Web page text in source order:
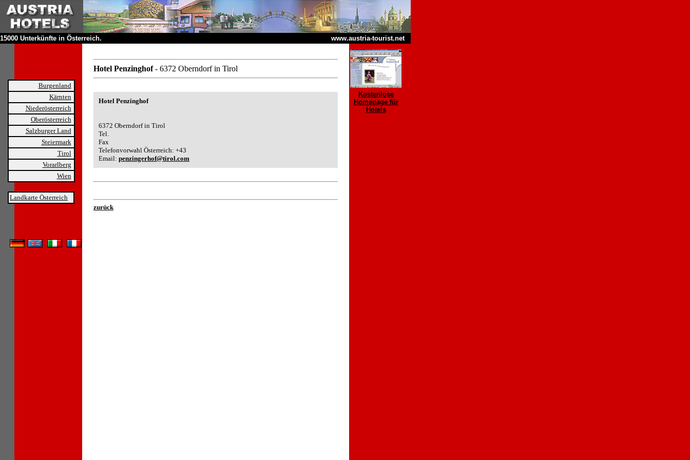
15000 Unterkünfte in Österreich. www.austria-tourist.net
Burgenland
Kärnten
Niederösterreich
Oberösterreich
Salzburger Land
Steiermark
Tirol
Vorarlberg
Wien
Landkarte Österreich
Hotel Penzinghof- 6372 Oberndorf in Tirol
Hotel Penzinghof
6372 Oberndorf in Tirol
Tel.
Fax
Telefonvorwahl Österreich: +43
Email: penzingerhof@tirol.com
zurück
Kostenlose
Homepage für
Hotels